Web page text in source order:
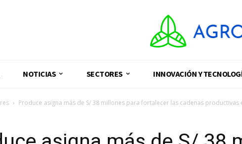
NOTICIAS SECTORES INNOVACIÓN Y
Produce asigna más de S/ 38 millones para fortalecer las cadenas productivas